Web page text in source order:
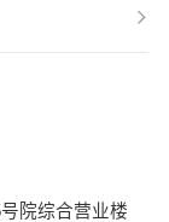
院综合营业楼